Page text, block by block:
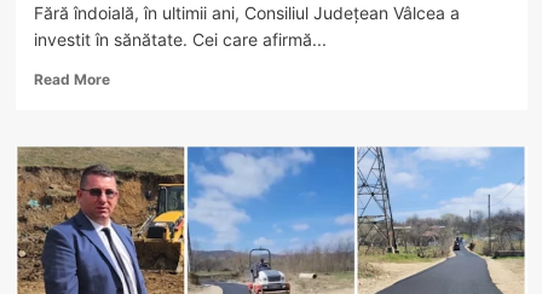
Fără îndoială, în ultimii ani, Consiliul Județean Vâlcea a
investit în sănătate. Cei care afirmă...
Read MoreRead
VIDEO.
La
Vâlcea
se
vor
construi
trei